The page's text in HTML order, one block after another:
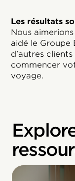
Les résultats
Nous
aidé le Groupe
d’autres clients
commencer
voyage.